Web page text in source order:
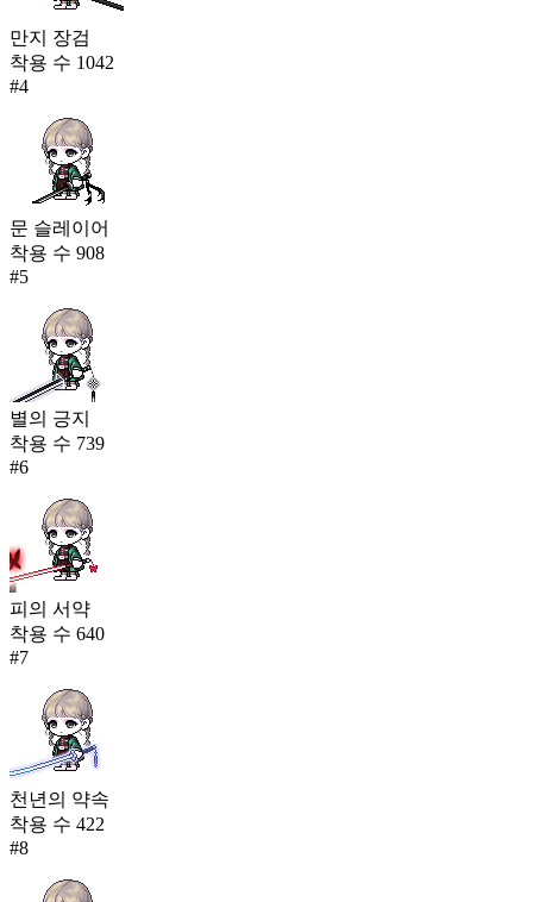
만지 장검
착용 수 1042
#4
문 슬레이어
착용 수 908
#5
별의 긍지
착용 수 739
#6
피의 서약
착용 수 640
#7
천년의 약속
착용 수 422
#8